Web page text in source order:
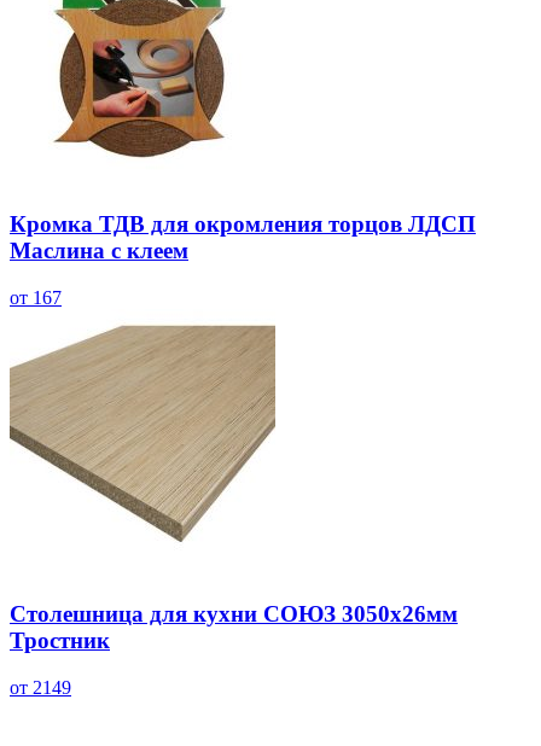
Кромка ТДВ для окромления торцов ЛДСП
Маслина с клеем
от 167
Столешница для кухни СОЮЗ 3050х26мм
Тростник
от 2149